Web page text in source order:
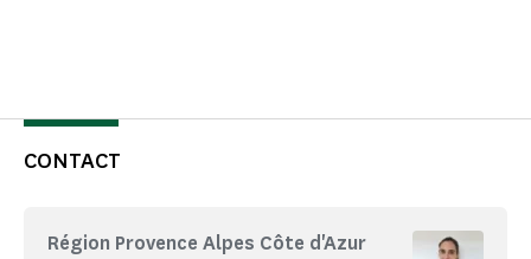
CONTACT
Région Provence Alpes Côte d'Azur